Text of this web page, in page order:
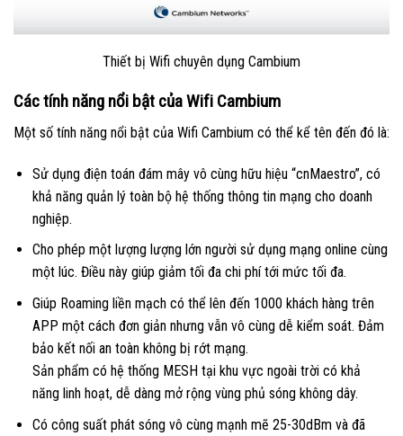
Thiết bị Wifi chuyên dụng Cambium
Các tính năng nổi bật của Wifi Cambium
Một số tính năng nổi bật của Wifi Cambium có thể kể tên đến đó là:
Sử dụng điện toán đám mây vô cùng hữu hiệu “cnMaestro”, có
khả năng quản lý toàn bộ hệ thống thông tin mạng cho doanh
nghiệp.
Cho phép một lượng lượng lớn người sử dụng mạng online cùng
một lúc. Điều này giúp giảm tối đa chi phí tới mức tối đa.
Giúp Roaming liền mạch có thể lên đến 1000 khách hàng trên
APP một cách đơn giản nhưng vẫn vô cùng dễ kiểm soát. Đảm
bảo kết nối an toàn không bị rớt mạng.
Sản phẩm có hệ thống MESH tại khu vực ngoài trời có khả
năng linh hoạt, dễ dàng mở rộng vùng phủ sóng không dây.
Có công suất phát sóng vô cùng mạnh mẽ 25-30dBm và đã